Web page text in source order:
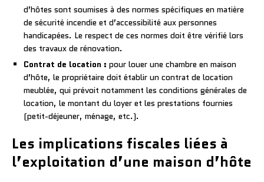
d’hôtes sont soumises à des normes spécifiques en matière
de sécurité incendie et d’accessibilité aux personnes
handicapées. Le respect de ces normes doit être vérifié lors
des travaux de rénovation.
Contrat de location : pour louer une chambre en maison
d’hôte, le propriétaire doit établir un contrat de location
meublée, qui prévoit notamment les conditions générales de
location, le montant du loyer et les prestations fournies
(petit-déjeuner, ménage, etc.).
Les implications fiscales liées à
l’exploitation d’une maison d’hôte